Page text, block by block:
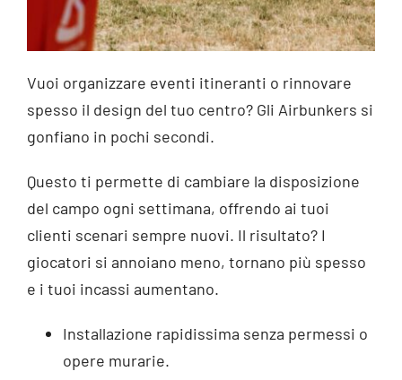
Vuoi organizzare eventi itineranti o rinnovare
spesso il design del tuo centro? Gli Airbunkers si
gonfiano in pochi secondi.
Questo ti permette di cambiare la disposizione
del campo ogni settimana, offrendo ai tuoi
clienti scenari sempre nuovi. Il risultato? I
giocatori si annoiano meno, tornano più spesso
e i tuoi incassi aumentano.
Installazione rapidissima senza permessi o
opere murarie.